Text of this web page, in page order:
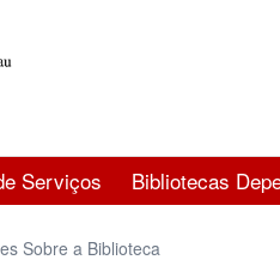
Serviços Bibliotecas
Sobre a Biblioteca